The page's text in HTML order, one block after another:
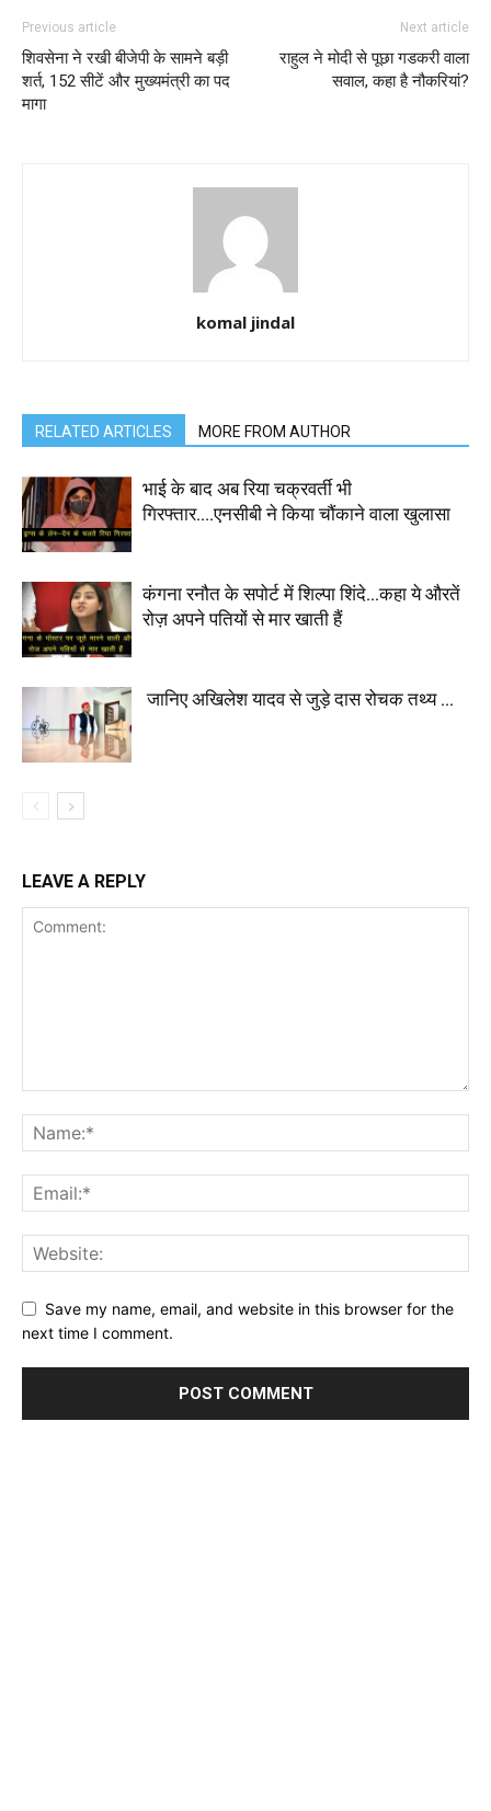
Previous article
शिवसेना ने रखी बीजेपी के सामने बड़ी
शर्त, 152 सीटें और मुख्यमंत्री का पद
मागा
Next article
राहुल ने मोदी से पूछा गडकरी वाला
सवाल, कहा है नौकरियां?
komal jindal
RELATED ARTICLES MORE FROM AUTHOR
भाई के बाद अब रिया चक्रवर्ती भी
गिरफ्तार….एनसीबी ने किया चौंकाने वाला खुलासा
कंगना रनौत के सपोर्ट में शिल्पा शिंदे…कहा ये औरतें
रोज़ अपने पतियों से मार खाती हैं
जानिए अखिलेश यादव से जुड़े दास रोचक तथ्य …
LEAVE A REPLY
Save my name, email, and website in this browser for the
next time I comment.